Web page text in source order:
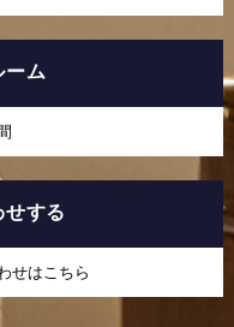
ーム
せする
せはこちら